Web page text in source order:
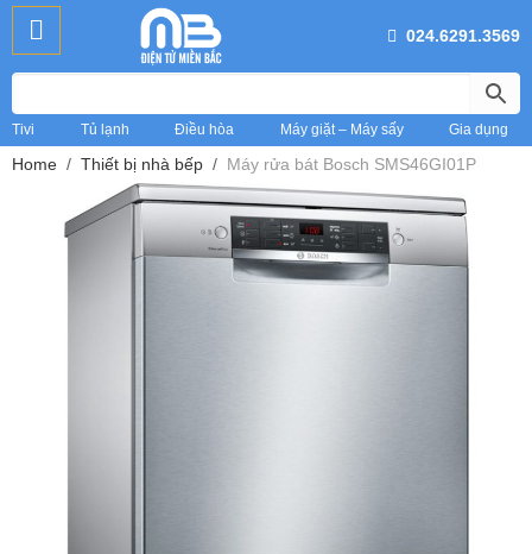
024.6291.3569
Tivi Tủ lạnh Điều hòa Máy giặt – Máy sấy Gia dụng
Home Thiết bị nhà bếp Máy rửa bát Bosch SMS46GI01P